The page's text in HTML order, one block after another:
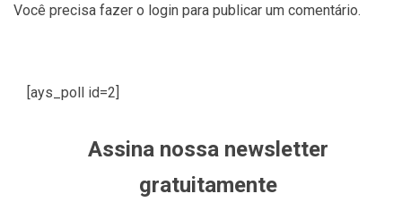
Você precisa fazer o login para publicar um comentário.
[ays_poll id=2]
Assina nossa newsletter
gratuitamente